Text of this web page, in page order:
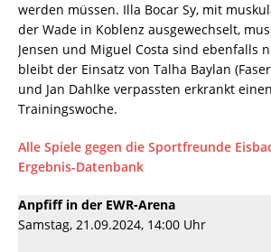
werden müssen. Illa Bocar Sy, mit
der Wade in Koblenz ausgewechselt,
Jensen und Miguel Costa sind ebenfalls
bleibt der Einsatz von Talha Baylan
und Jan Dahlke verpassten erkrankt
Trainingswoche.
Alle Spiele gegen die Sportfreunde
Ergebnis-Datenbank
Anpfiff in der EWR-Arena
Samstag, 21.09.2024, 14:00 Uhr